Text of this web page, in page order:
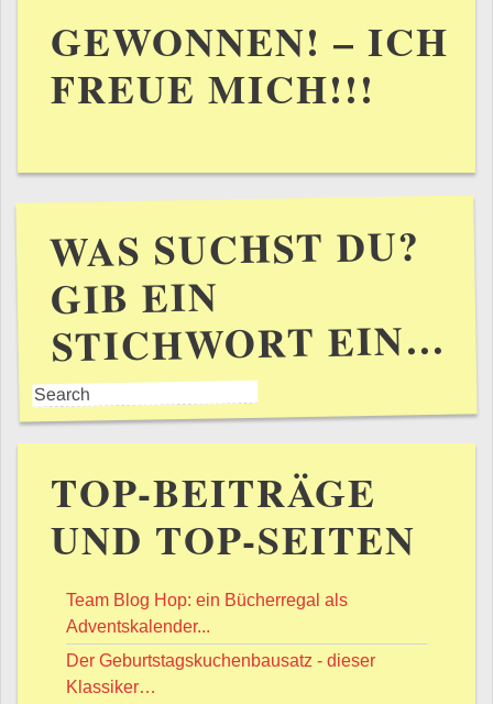
GEWONNEN! – ICH
FREUE MICH!!!
WAS SUCHST DU?
GIB EIN
STICHWORT EIN…
TOP-BEITRÄGE
UND TOP-SEITEN
Team Blog Hop: ein Bücherregal als
Adventskalender...
Der Geburtstagskuchenbausatz - dieser
Klassiker…